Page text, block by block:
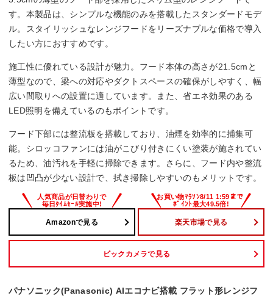
す。本製品は、シンプルな機能のみを搭載したスタンダードモデ
ル。スタイリッシュなレンジフードをリーズナブルな価格で導入
したい方におすすめです。
施工性に優れている設計が魅力。フード本体の高さが21.5cmと
薄型なので、梁への対応やダクトスペースの確保がしやすく、幅
広い間取りへの設置に適しています。また、省エネ効果のある
LED照明を備えているのもポイントです。
フード下部には整流板を搭載しており、油煙を効率的に捕集可
能。シロッコファンには油がこびり付きにくい塗装が施されてい
るため、油汚れを手軽に掃除できます。さらに、フード内や整流
板は凹凸が少ない設計で、拭き掃除しやすいのもメリットです。
Amazonで見る 楽天市場で見る
ビックカメラで見る
パナソニック(Panasonic) AIエコナビ搭載 フラット形レンジフ